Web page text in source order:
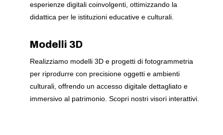
esperienze digitali coinvolgenti, ottimizzando la
didattica per le istituzioni educative e culturali.
Modelli 3D
Realizziamo modelli 3D e progetti di fotogrammetria
per riprodurre con precisione oggetti e ambienti
culturali, offrendo un accesso digitale dettagliato e
immersivo al patrimonio. Scopri nostri visori interattivi.